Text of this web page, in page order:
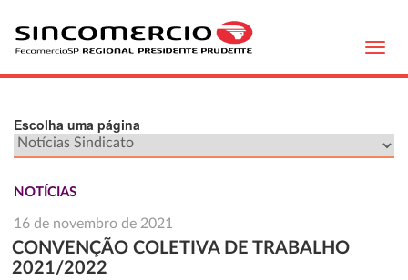
Escolha uma página
NOTÍCIAS
16 de novembro de 2021
CONVENÇÃO COLETIVA DE TRABALHO
2021/2022